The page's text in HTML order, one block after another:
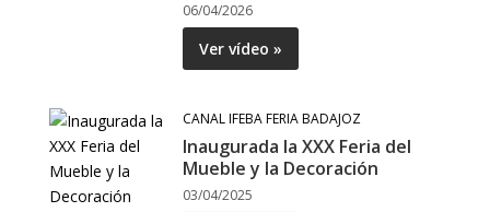
06/04/2026
Ver vídeo »
CANAL IFEBA FERIA BADAJOZ
Inaugurada la XXX Feria del
Mueble y la Decoración
03/04/2025